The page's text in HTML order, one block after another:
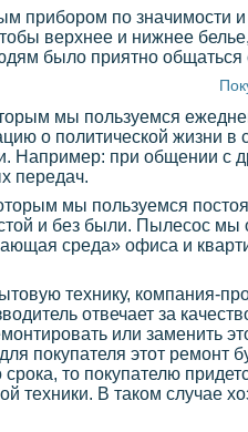
прибором по значимости
верхнее и нижнее
было приятно общаться
мы пользуемся
о политической жизни
Например: при общении с
передач.
мы пользуемся
и без были. Пылесос мы
среда» офиса и
технику, компания-
отвечает за
или заменить
покупателя этот
срока, то покупателю
техники. В таком случае